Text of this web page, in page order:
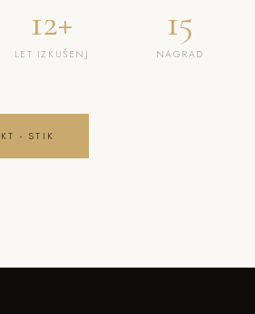
12+
LET IZKUŠENJ
15
NAGRAD
- STIK